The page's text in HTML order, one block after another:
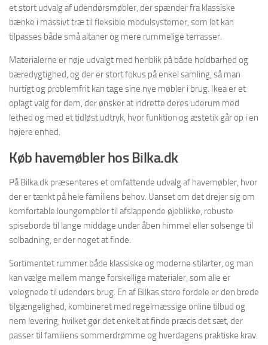
et stort udvalg af udendørsmøbler, der spænder fra klassiske
bænke i massivt træ til fleksible modulsystemer, som let kan
tilpasses både små altaner og mere rummelige terrasser.
Materialerne er nøje udvalgt med henblik på både holdbarhed og
bæredygtighed, og der er stort fokus på enkel samling, så man
hurtigt og problemfrit kan tage sine nye møbler i brug. Ikea er et
oplagt valg for dem, der ønsker at indrette deres uderum med
lethed og med et tidløst udtryk, hvor funktion og æstetik går op i en
højere enhed.
Køb havemøbler hos Bilka.dk
På Bilka.dk præsenteres et omfattende udvalg af havemøbler, hvor
der er tænkt på hele familiens behov. Uanset om det drejer sig om
komfortable loungemøbler til afslappende øjeblikke, robuste
spiseborde til lange middage under åben himmel eller solsenge til
solbadning, er der noget at finde.
Sortimentet rummer både klassiske og moderne stilarter, og man
kan vælge mellem mange forskellige materialer, som alle er
velegnede til udendørs brug. En af Bilkas store fordele er den brede
tilgængelighed, kombineret med regelmæssige online tilbud og
nem levering, hvilket gør det enkelt at finde præcis det sæt, der
passer til familiens sommerdrømme og hverdagens praktiske krav.